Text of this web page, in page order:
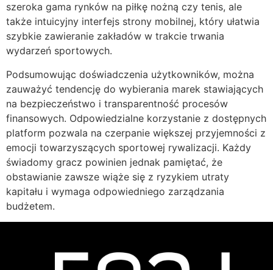
szeroka gama rynków na piłkę nożną czy tenis, ale
także intuicyjny interfejs strony mobilnej, który ułatwia
szybkie zawieranie zakładów w trakcie trwania
wydarzeń sportowych.
Podsumowując doświadczenia użytkowników, można
zauważyć tendencję do wybierania marek stawiających
na bezpieczeństwo i transparentność procesów
finansowych. Odpowiedzialne korzystanie z dostępnych
platform pozwala na czerpanie większej przyjemności z
emocji towarzyszących sportowej rywalizacji. Każdy
świadomy gracz powinien jednak pamiętać, że
obstawianie zawsze wiąże się z ryzykiem utraty
kapitału i wymaga odpowiedniego zarządzania
budżetem.